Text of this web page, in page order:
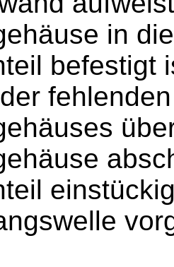
in
befestigt